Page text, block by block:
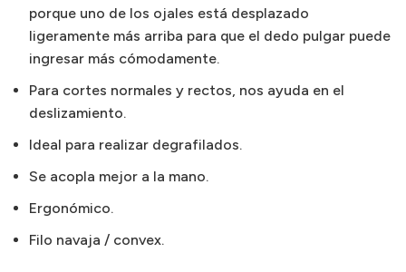
porque uno de los ojales está desplazado
ligeramente más arriba para que el dedo pulgar puede
ingresar más cómodamente.
Para cortes normales y rectos, nos ayuda en el
deslizamiento.
Ideal para realizar degrafilados.
Se acopla mejor a la mano.
Ergonómico.
Filo navaja / convex.